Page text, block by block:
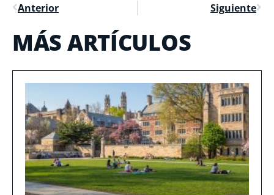
Anterior Siguiente
MÁS ARTÍCULOS